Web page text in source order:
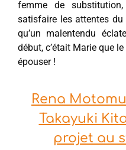
femme de
satisfaire les attentes du
qu’un malentendu
début, c’était Marie que
épouser !
Rena
Takayuki
projet au